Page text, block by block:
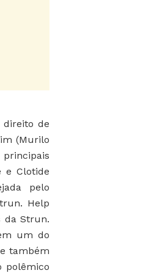
direito de
(Murilo
e Clotide
pelo
Help
da Strun.
um do
também
polêmico